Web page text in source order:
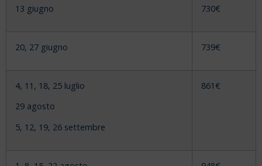
13 giugno 730€
20, 27 giugno 739€
4, 11, 18, 25 luglio
29 agosto
5, 12, 19, 26 settembre
861€